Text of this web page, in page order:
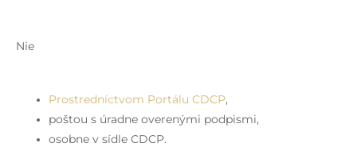
Nie
Prostredníctvom Portálu CDCP,
poštou s úradne overenými podpismi,
osobne v sídle CDCP.